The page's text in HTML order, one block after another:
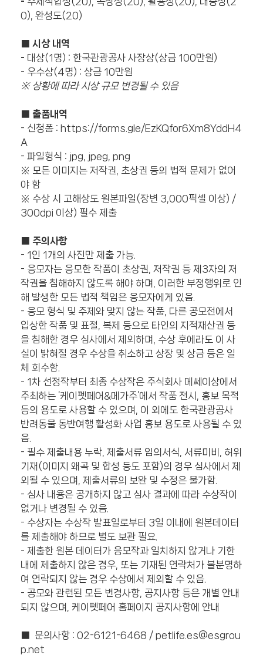
0), 완성도(20)
■ 시상 내역
- 대상(1명) : 한국관광공사 사장상(상금 100만원)
- 우수상(4명) : 상금 10만원
※ 상황에 따라 시상 규모 변경될 수 있음
■ 출품내역
- 신청폼 : https://forms.gle/EzKQfor6Xm8YddH4
A
- 파일형식 : jpg, jpeg, png
※ 모든 이미지는 저작권, 초상권 등의 법적 문제가 없어
야 함
※ 수상 시 고해상도 원본파일(장변 3,000픽셀 이상) /
300dpi 이상) 필수 제출
■ 주의사항
- 1인 1개의 사진만 제출 가능.
- 응모자는 응모한 작품이 초상권, 저작권 등 제3자의 저
작권을 침해하지 않도록 해야 하며, 이러한 부정행위로 인
해 발생한 모든 법적 책임은 응모자에게 있음.
- 응모 형식 및 주제와 맞지 않는 작품, 다른 공모전에서
입상한 작품 및 표절, 복제 등으로 타인의 지적재산권 등
을 침해한 경우 심사에서 제외하며, 수상 후에라도 이 사
실이 밝혀질 경우 수상을 취소하고 상장 및 상금 등은 일
체 회수함.
- 1차 선정작부터 최종 수상작은 주식회사 메쎄이상에서
주최하는 ‘케이펫페어&메가주’에서 작품 전시, 홍보 목적
등의 용도로 사용할 수 있으며, 이 외에도 한국관광공사
반려동물 동반여행 활성화 사업 홍보 용도로 사용될 수 있
음.
- 필수 제출내용 누락, 제출서류 임의서식, 서류미비, 허위
기재(이미지 왜곡 및 합성 등도 포함)의 경우 심사에서 제
외될 수 있으며, 제출서류의 보완 및 수정은 불가함.
- 심사 내용은 공개하지 않고 심사 결과에 따라 수상작이
없거나 변경될 수 있음.
- 수상자는 수상작 발표일로부터 3일 이내에 원본데이터
를 제출해야 하므로 별도 보관 필요.
- 제출한 원본 데이터가 응모작과 일치하지 않거나 기한
내에 제출하지 않은 경우, 또는 기재된 연락처가 불분명하
여 연락되지 않는 경우 수상에서 제외할 수 있음.
- 공모와 관련된 모든 변경사항, 공지사항 등은 개별 안내
되지 않으며, 케이펫페어 홈페이지 공지사항에 안내
■ 문의사항 : 02-6121-6468 / petlife.es@esgrou
p.net